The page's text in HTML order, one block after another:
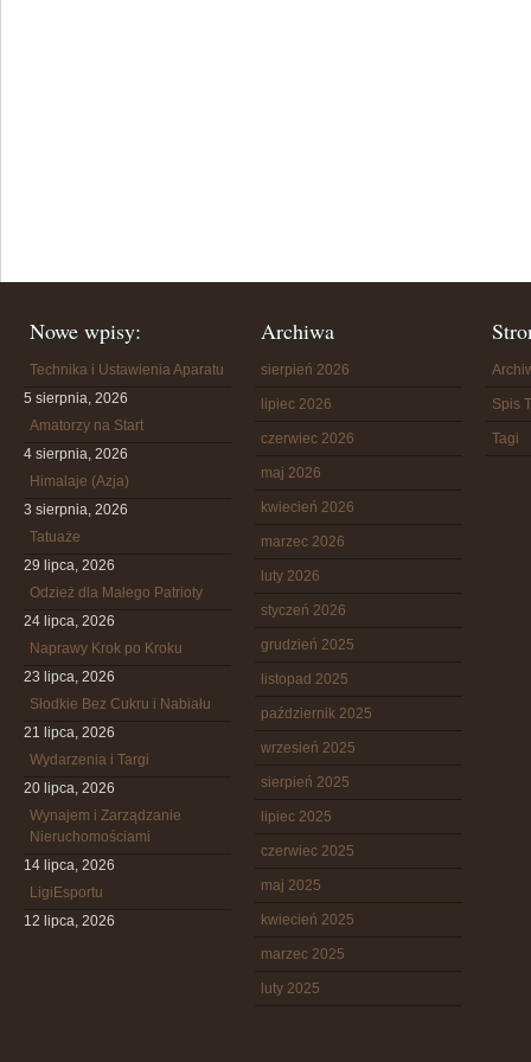
Nowe wpisy:
Technika i Ustawienia Aparatu
5 sierpnia, 2026
Amatorzy na Start
4 sierpnia, 2026
Himalaje (Azja)
3 sierpnia, 2026
Tatuaże
29 lipca, 2026
Odzież dla Małego Patrioty
24 lipca, 2026
Naprawy Krok po Kroku
23 lipca, 2026
Słodkie Bez Cukru i Nabiału
21 lipca, 2026
Wydarzenia i Targi
20 lipca, 2026
Wynajem i Zarządzanie
Nieruchomościami
14 lipca, 2026
LigiEsportu
12 lipca, 2026
Archiwa
sierpień 2026
lipiec 2026
czerwiec 2026
maj 2026
kwiecień 2026
marzec 2026
luty 2026
styczeń 2026
grudzień 2025
listopad 2025
październik 2025
wrzesień 2025
sierpień 2025
lipiec 2025
czerwiec 2025
maj 2025
kwiecień 2025
marzec 2025
luty 2025
Spis
Tagi